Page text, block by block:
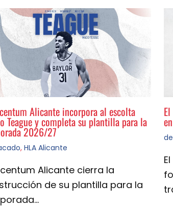
Alicante incorpora al escolta
Teague y completa su plantilla para la
2026/27
, HLA Alicante
Alicante cierra la
de su plantilla para la